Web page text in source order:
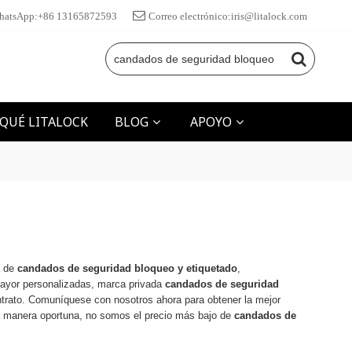
13165872593 Correo electrónico:iris@litalock.com
LITALOCK BLOG APOYO
decandados de seguridad bloqueo y etiquetado
personalizadas, marca privadacandados de seguridad
Comuníquese con nosotros ahora para obtener la mejor
oportuna, no somos el precio más bajo decandados de